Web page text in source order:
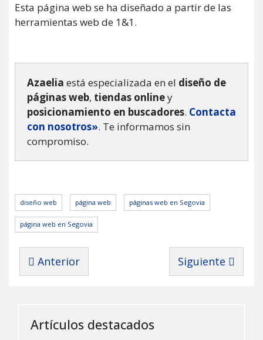
Esta página web se ha diseñado a partir de las
herramientas web de 1&1.
Azaelia está especializada en el diseño de
páginas web, tiendas onliney
posicionamiento en buscadores. Contacta
con nosotros». Te informamos sin
compromiso.
diseño web página web páginas web en Segovia
página web en Segovia
Artículo anterior: Página web en Madrid:
Anterior Artículo
Siguiente
Artículos destacados